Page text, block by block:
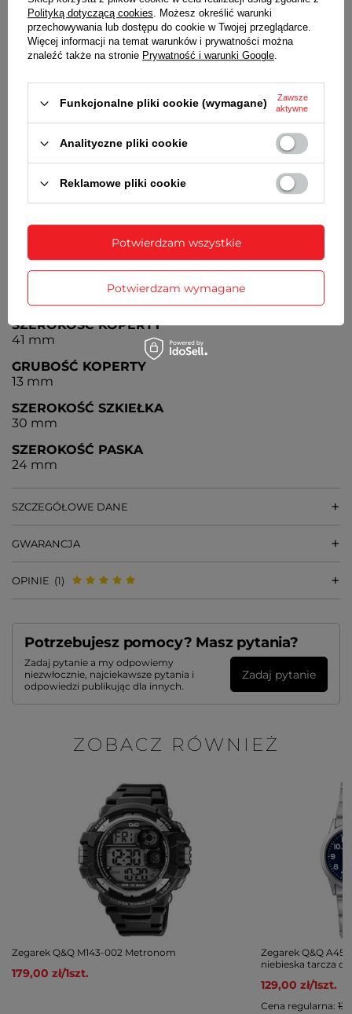
strefach czasowych
KALENDARZ
W pełni automatyczny kalendarz uwzględniający
ALARM
Alarm pojedynczy
STOPER
Stoper z dokładnością do 1/100 sekundy, zakres
pomiaru do 1 godziny
BATERIA
Czas działania zegarka bez konieczności wymiany
baterii - 3 lata
KWARCOWY
SZEROKOŚĆ KOPERTY
41 mm
GRUBOŚĆ KOPERTY
13 mm
SZEROKOŚĆ SZKIEŁKA
30 mm
SZEROKOŚĆ PASKA
24 mm
SZCZEGÓŁOWE DANE
GWARANCJA
OPINIE (1)
Potrzebujesz pomocy? Masz pytania?
Zadaj pytanie a my odpowiemy
niezwłocznie, najciekawsze pytania i
odpowiedzi publikując dla innych.
Zadaj pytanie
ZOBACZ RÓWNIEŻ
Zegarek Q&Q M143-002 Metronom
179,00 zł/1szt.
Zegarek Q&Q
niebieska tarcza
129,00 zł/1szt.
Cena regularna:
Polityką dotyczącą cookies. Możesz określić warunki
przechowywania lub dostępu do cookie w Twojej przeglądarce.
Więcej informacji na temat warunków i prywatności można
znaleźć także na stronie Prywatność i warunki Google.
Funkcjonalne pliki cookie (wymagane)
Zawsze
aktywne
Analityczne pliki cookie
Reklamowe pliki cookie
Potwierdzam wymagane
Potwierdzam wszystkie